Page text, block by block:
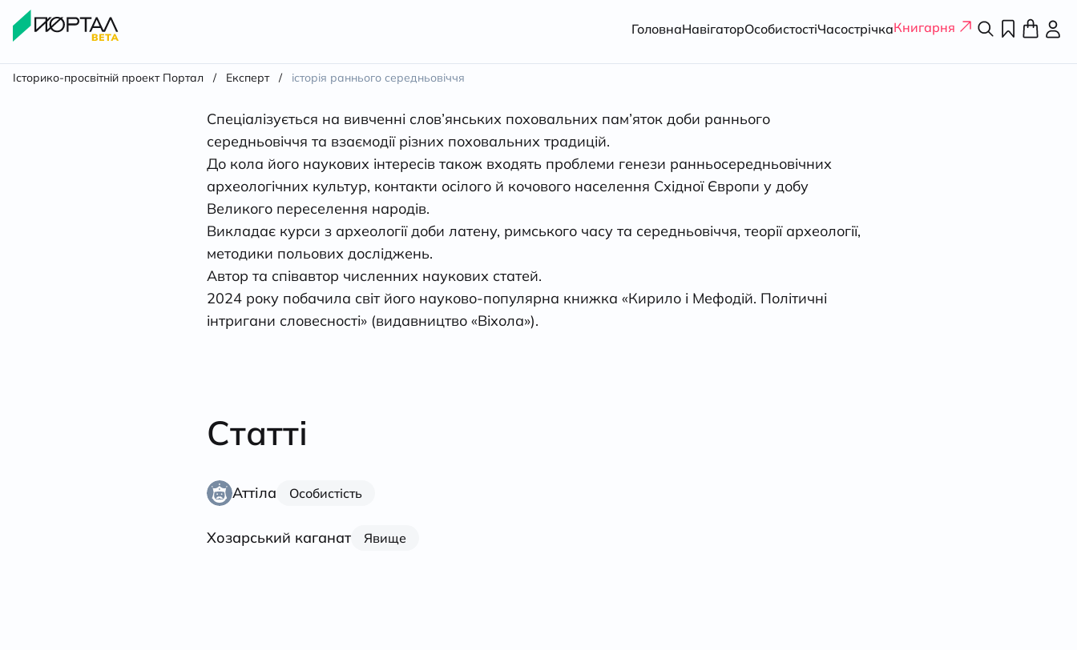
ГоловнаНавігаторОсобистостіЧасострічкаКнигарня
Історико-просвітній проект Портал / Експерт / історія раннього середньовіччя
Спеціалізується на вивченні слов’янських поховальних пам’яток доби раннього
середньовіччя та взаємодії різних поховальних традицій.
До кола його наукових інтересів також входять проблеми генези ранньосередньовічних
археологічних культур, контакти осілого й кочового населення Східної Європи у добу
Великого переселення народів.
Викладає курси з археології доби латену, римського часу та середньовіччя, теорії археології,
методики польових досліджень.
Автор та співавтор численних наукових статей.
2024 року побачила світ його науково-популярна книжка «Кирило і Мефодій. Політичні
інтригани словесності» (видавництво «Віхола»).
Статті
Аттіла Особистість
Хозарський каганат Явище